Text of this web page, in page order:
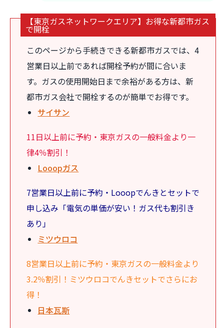
【東京ガスネットワークエリア】お得な新都市ガス
で開栓
このページから手続きできる新都市ガスでは、4
営業日以上前であれば開栓予約が間に合いま
す。ガスの使用開始日まで余裕がある方は、新
都市ガス会社で開栓するのが簡単でお得です。
サイサン
11日以上前に予約・東京ガスの一般料金より一
律4％割引！
Looopガス
7営業日以上前に予約・Looopでんきとセットで
申し込み「電気の単価が安い！ガス代も割引き
あり」
ミツウロコ
8営業日以上前に予約・東京ガスの一般料金より
3.2％割引！ミツウロコでんきセットでさらにお
得！
日本瓦斯